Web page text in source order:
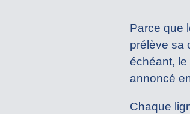
Parce que
prélève sa
échéant,
annoncé
Chaque